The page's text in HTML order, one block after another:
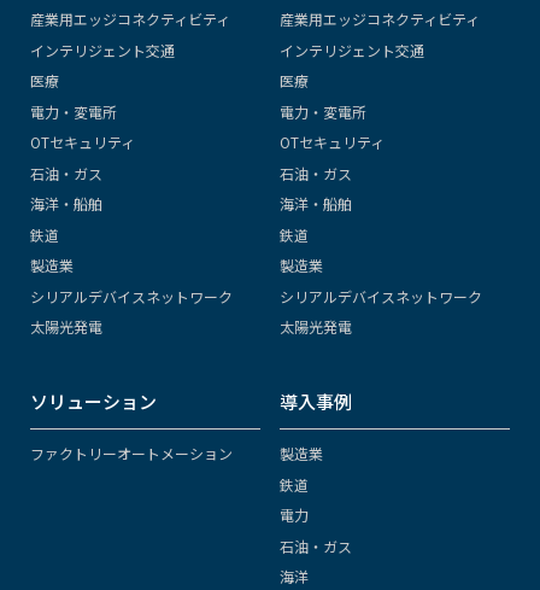
産業用エッジコネクティビティ
インテリジェント交通
医療
電力・変電所
OTセキュリティ
石油・ガス
海洋・船舶
鉄道
製造業
シリアルデバイスネットワーク
太陽光発電
産業用エッジコネクティビティ
インテリジェント交通
医療
電力・変電所
OTセキュリティ
石油・ガス
海洋・船舶
鉄道
製造業
シリアルデバイスネットワーク
太陽光発電
ソリューション
ファクトリーオートメーション
導入事例
製造業
鉄道
電力
石油・ガス
海洋